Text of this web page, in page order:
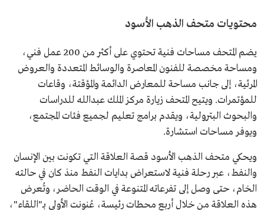
محتويات متحف الذهب الأسود
يضم المتحف مساحات فنية تحتوي على أكثر من 200 عمل فني،
ومساحة مخصصة للفنون المعاصرة والوسائط المتعددة والعروض
المرئية، إلى جانب مساحة للمعارض الدائمة والمؤقتة، وقاعات
للمؤتمرات. ويتيح المتحف زيارة مركز الملك عبدالله للدراسات
والبحوث البترولية، ويقدم برامج تعليم لجميع فئات المجتمع،
ويوفر مساحات استشارة.
ويحكي متحف الذهب الأسود قصة العلاقة التي تكونت بين الإنسان
والنفط، عبر رحلة فنية لاستعراض بدايات النفط منذ كان في حالته
الخام، حتى وصل إلى تفرعاته المتنوعة في الوقت الحاضر، وتُعرض
هذه العلاقة من خلال أربع محطات رئيسة، عُنونت الأولى بـ"اللقاء"،